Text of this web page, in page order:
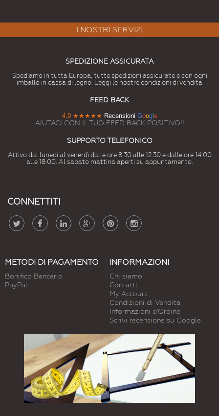
I NOSTRI SERVIZI
SPEDIZIONE ASSICURATA
Spediamo in tutta Europa, tutte spedizioni assicurate e con ogni
imballo in cassa di legno. Leggi le nostre condizioni di vendita
FEED BACK
4,9 ★★★★★ Recensioni Googl e
AIUTACI CON IL TUO FEED BACK POSITIVO!!
SUPPORTO TELEFONICO
Attivo dal lunedì al venerdì dalle ore 8.30 alle 12.30 e dalle ore 14.00
alle 18.00. Al sabato mattina aperti su appuntamento.
CONNETTITI
METODI DI PAGAMENTO
Bonifico Bancario
PayPal
INFORMAZIONI
Chi siamo
Contatti
My Account
Condizioni di Vendita
Informazioni d'Ordine
Scrivi recensione su Google